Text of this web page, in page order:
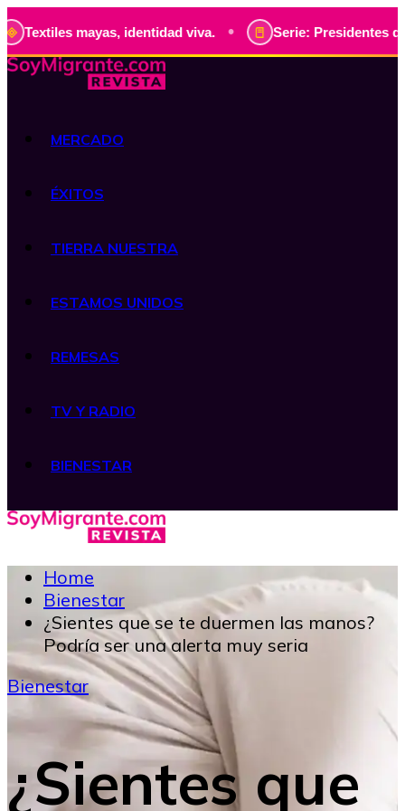
mayas, identidad viva. • Serie: Presidentes de
MERCADO
ÉXITOS
TIERRA NUESTRA
ESTAMOS UNIDOS
REMESAS
TV Y RADIO
BIENESTAR
Home
Bienestar
¿Sientes que se te duermen las manos?
Podría ser una alerta muy seria
Bienestar
¿Sientes que